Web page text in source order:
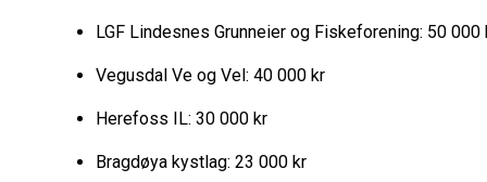
LGF Lindesnes Grunneier og Fiskeforening: 50 000
Vegusdal Ve og Vel: 40 000 kr
Herefoss IL: 30 000 kr
Bragdøya kystlag: 23 000 kr